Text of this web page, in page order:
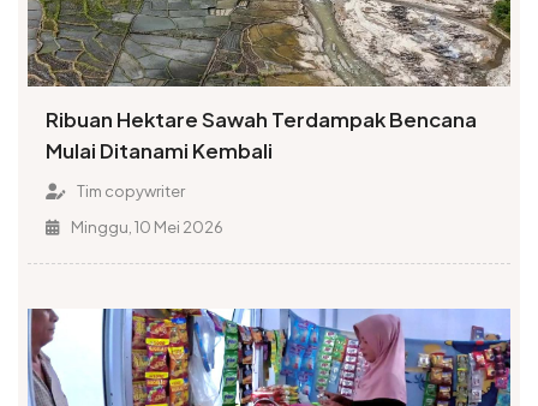
Ribuan Hektare Sawah Terdampak Bencana
Mulai Ditanami Kembali
Tim copywriter
Minggu, 10 Mei 2026